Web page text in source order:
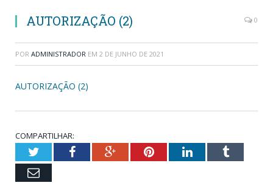
AUTORIZAÇÃO (2) 0
POR ADMINISTRADOR EM 2 DE JUNHO DE 2021
AUTORIZAÇÃO (2)
COMPARTILHAR:
TwitterFacebookGoogle+PinterestLinkedInTumblr
Email